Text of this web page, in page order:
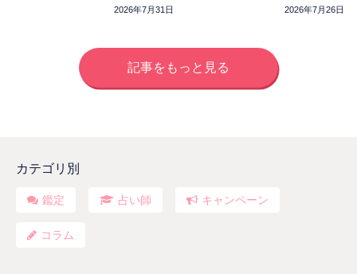
2026年7月31日 2026年7月26日
記事をもっと見る
カテゴリ別
鑑定 占い師 キャンペーン
コラム